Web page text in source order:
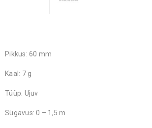
Pikkus: 60 mm
Kaal: 7 g
Tüüp: Ujuv
Sügavus: 0 – 1,5 m